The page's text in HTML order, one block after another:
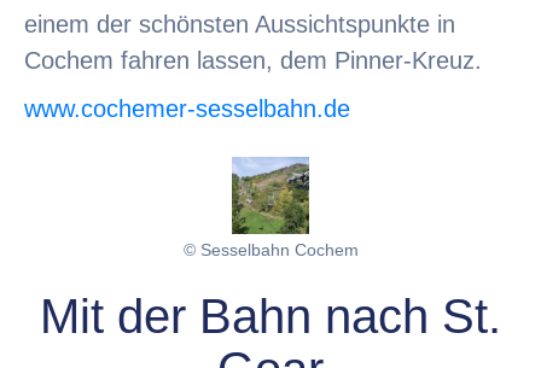
einem der schönsten Aussichtspunkte in
Cochem fahren lassen, dem Pinner-Kreuz.
www.cochemer-sesselbahn.de
© Sesselbahn Cochem
Mit der Bahn nach St.